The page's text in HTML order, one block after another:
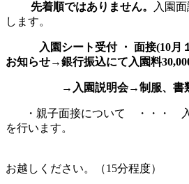
先着順ではありません。
入園
します。
入園シート受付 ・ 面接(10
お知らせ→銀行振込にて入園料
→入園説明会→制服、書類
・ 親子面接について ・・・
を行います。
面接当日
お越しください。（15分程度）